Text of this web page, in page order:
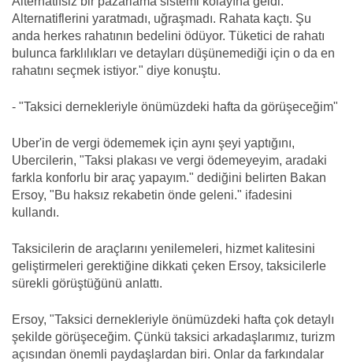
Alternatiflerini yaratmadı, uğraşmadı. Rahata kaçtı. Şu
anda herkes rahatının bedelini ödüyor. Tüketici de rahatı
bulunca farklılıkları ve detayları düşünemediği için o da en
rahatını seçmek istiyor." diye konuştu.
- "Taksici dernekleriyle önümüzdeki hafta da görüşeceğim"
Uber'in de vergi ödememek için aynı şeyi yaptığını,
Ubercilerin, "Taksi plakası ve vergi ödemeyeyim, aradaki
farkla konforlu bir araç yapayım." dediğini belirten Bakan
Ersoy, "Bu haksız rekabetin önde geleni." ifadesini
kullandı.
Taksicilerin de araçlarını yenilemeleri, hizmet kalitesini
geliştirmeleri gerektiğine dikkati çeken Ersoy, taksicilerle
sürekli görüştüğünü anlattı.
Ersoy, "Taksici dernekleriyle önümüzdeki hafta çok detaylı
şekilde görüşeceğim. Çünkü taksici arkadaşlarımız, turizm
açısından önemli paydaşlardan biri. Onlar da farkındalar